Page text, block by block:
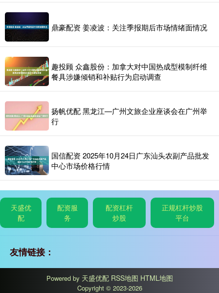
鼎豪配资 姜凌波：关注季报期后市场情绪面情况
趣投顾 众鑫股份：加拿大对中国热成型模制纤维
餐具涉嫌倾销和补贴行为启动调查
扬帆优配 黑龙江—广州文旅企业座谈会在广州举
行
国信配资 2025年10月24日广东汕头农副产品批发
中心市场价格行情
天盛优
配
配资服
务
配资杠杆
炒股
正规杠杆炒股
平台
友情链接：
Powered by 天盛优配 RSS地图 HTML地图
Copyright © 2023-2026